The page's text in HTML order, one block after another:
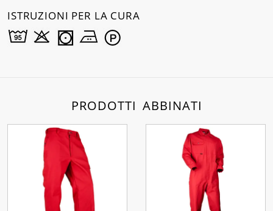
ISTRUZIONI PER LA CURA
PRODOTTI ABBINATI